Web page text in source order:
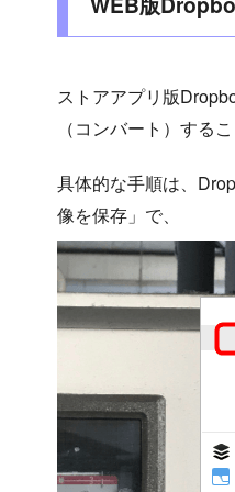
ストアアプリ版
（コンバート）する
具体的な手順は、
像を保存」で、